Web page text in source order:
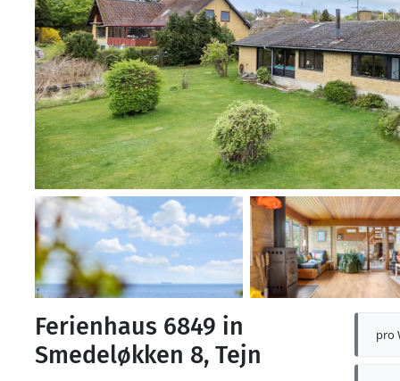
pro
Ferienhaus 6849 in
Smedeløkken 8, Tejn